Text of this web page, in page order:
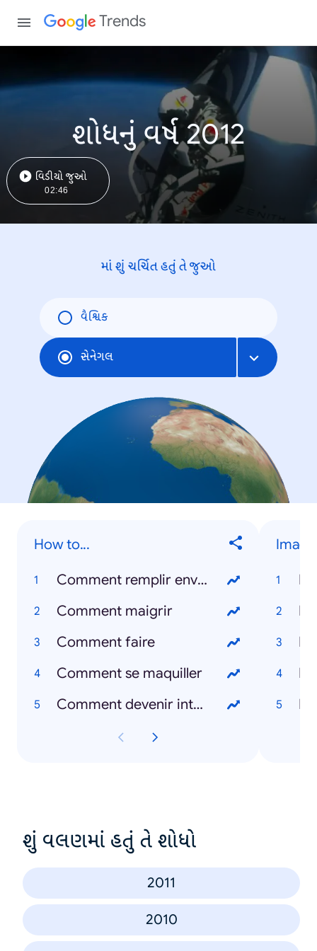
Trends
શોધનું વર્ષ 2012
વિડીયો જુઓ
02:46
માં શું ચર્ચિત હતું તે જુઓ
વૈશ્વિક
સેનેગલ
How to...
Comment remplir enveloppe
Comment maigrir
Comment faire
Comment se maquiller
Comment devenir intelligent
શું વલણમાં હતું તે શોધો
2011
2010